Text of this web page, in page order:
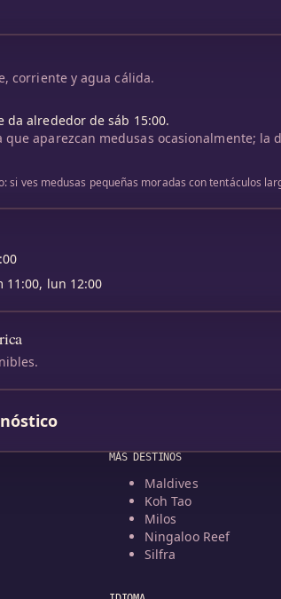
corriente y agua cálida.
da alrededor de sáb 15:00.
aparezcan medusas ocasionalmente;
si ves medusas pequeñas moradas con tentáculos
11:00, lun 12:00
MÁS DESTINOS
Maldives
Koh Tao
Milos
Ningaloo Reef
Silfra